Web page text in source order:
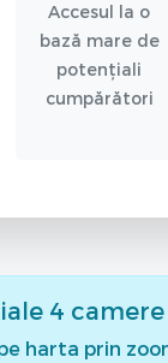
Accesul la o
bază mare de
potențiali
cumpărători
4
harta prin